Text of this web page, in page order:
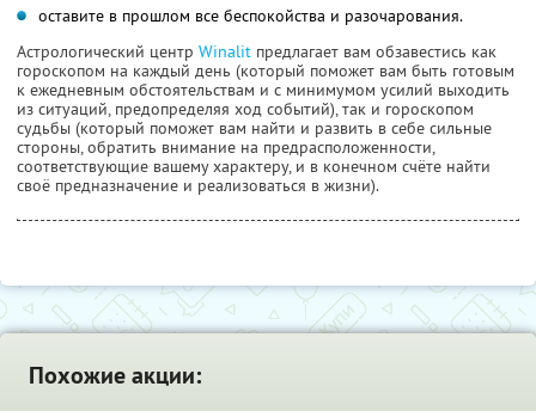
оставите в прошлом все беспокойства и разочарования.
Астрологический центр Winalit предлагает вам обзавестись как
гороскопом на каждый день (который поможет вам быть готовым
к ежедневным обстоятельствам и с минимумом усилий выходить
из ситуаций, предопределяя ход событий), так и гороскопом
судьбы (который поможет вам найти и развить в себе сильные
стороны, обратить внимание на предрасположенности,
соответствующие вашему характеру, и в конечном счёте найти
своё предназначение и реализоваться в жизни).
Похожие акции: